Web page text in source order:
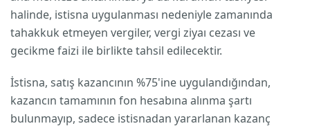
halinde, istisna uygulanması nedeniyle zamanında
tahakkuk etmeyen vergiler, vergi ziyaı cezası ve
gecikme faizi ile birlikte tahsil edilecektir.
İstisna, satış kazancının %75'ine uygulandığından,
kazancın tamamının fon hesabına alınma şartı
bulunmayıp, sadece istisnadan yararlanan kazanç